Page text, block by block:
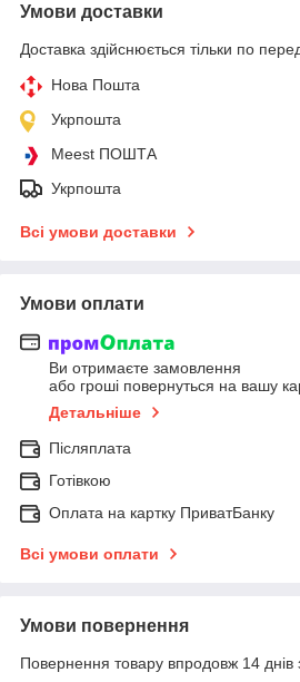
Умови доставки
Доставка здійснюється тільки по
Нова Пошта
Укрпошта
Meest ПОШТА
Укрпошта
Всі умови доставки
Умови оплати
Ви отримаєте замовлення
або гроші повернуться на вашу
Детальніше
Післяплата
Готівкою
Оплата на картку ПриватБанку
Всі умови оплати
Умови повернення
Повернення товару впродовж 14 днів